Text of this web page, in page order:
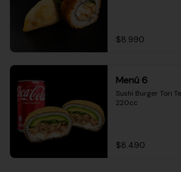
$8.990
Menú 6
Sushi Burger Tori
220cc
$8.490